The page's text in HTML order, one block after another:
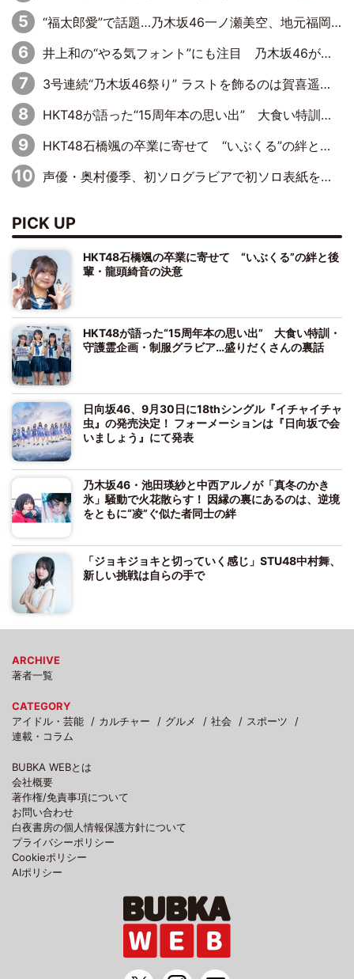
“福太郎愛”で話題…乃木坂46一ノ瀬美空、地元福岡『めんべい25周年トップサポーター』に就任
井上和の“やる気フォント”にも注目 乃木坂46が挑んだ書道パフォーマンスの舞台裏
3号連続“乃木坂46祭り” ラストを飾るのは賀喜遥香…5年ぶりの登場に「5年分大人になった私を見ていただけたら」
HKT48が語った“15周年本の思い出” 大食い特訓・守護霊企画・制服グラビア…盛りだくさんの裏話
HKT48石橋颯の卒業に寄せて “いぶくる”の絆と後輩・龍頭綺音の決意
声優・奥村優季、初ソログラビアで初ソロ表紙を飾る！ 初めて見せる表情や、声優を志したきっかけなどを語った必読のインタビューを掲載
PICK UP
HKT48石橋颯の卒業に寄せて “いぶくる”の絆と後
輩・龍頭綺音の決意
HKT48が語った“15周年本の思い出” 大食い特訓・
守護霊企画・制服グラビア…盛りだくさんの裏話
日向坂46、9月30日に18thシングル『イチャイチャ
虫』の発売決定！ フォーメーションは『日向坂で会
いましょう』にて発表
乃木坂46・池田瑛紗と中西アルノが「真冬のかき
氷」騒動で火花散らす！ 因縁の裏にあるのは、逆境
をともに“凌”ぐ似た者同士の絆
「ジョキジョキと切っていく感じ」STU48中村舞、
新しい挑戦は自らの手で
ARCHIVE
著者一覧
CATEGORY
アイドル・芸能
カルチャー グルメ 社会
スポーツ
連載・コラム
BUBKA WEBとは
会社概要
著作権/免責事項について
お問い合わせ
白夜書房の個人情報保護方針について
プライバシーポリシー
Cookieポリシー
AIポリシー